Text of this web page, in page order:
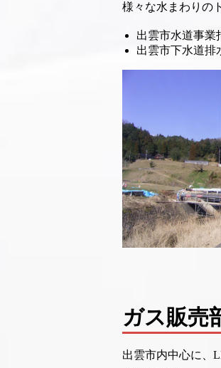
様々な水まわりの
出雲市水道事業
出雲市下水道排
ガス販売
出雲市内中心に、